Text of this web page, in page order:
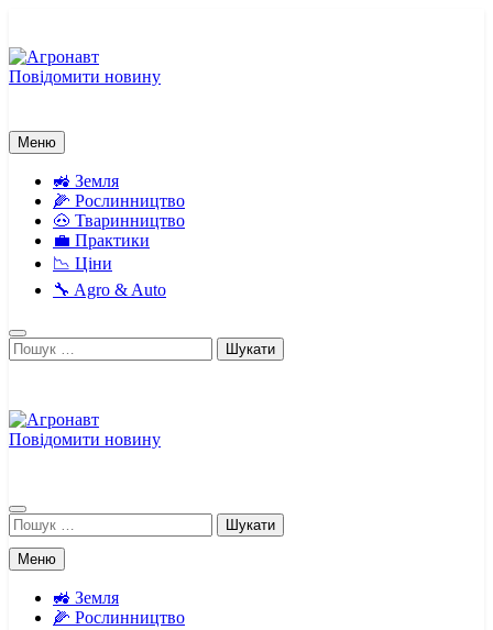
вмісту
Повідомити новину
Меню
🚜 Земля
🌽 Рослинництво
🐽 Тваринництво
💼 Практики
📉 Ціни
🔧 Agro & Auto
Пошук:
Повідомити новину
Пошук:
Меню
🚜 Земля
🌽 Рослинництво